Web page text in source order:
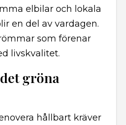
elbilar och lokala
en del av vardagen.
som förenar
livskvalitet.
gröna
hållbart kräver